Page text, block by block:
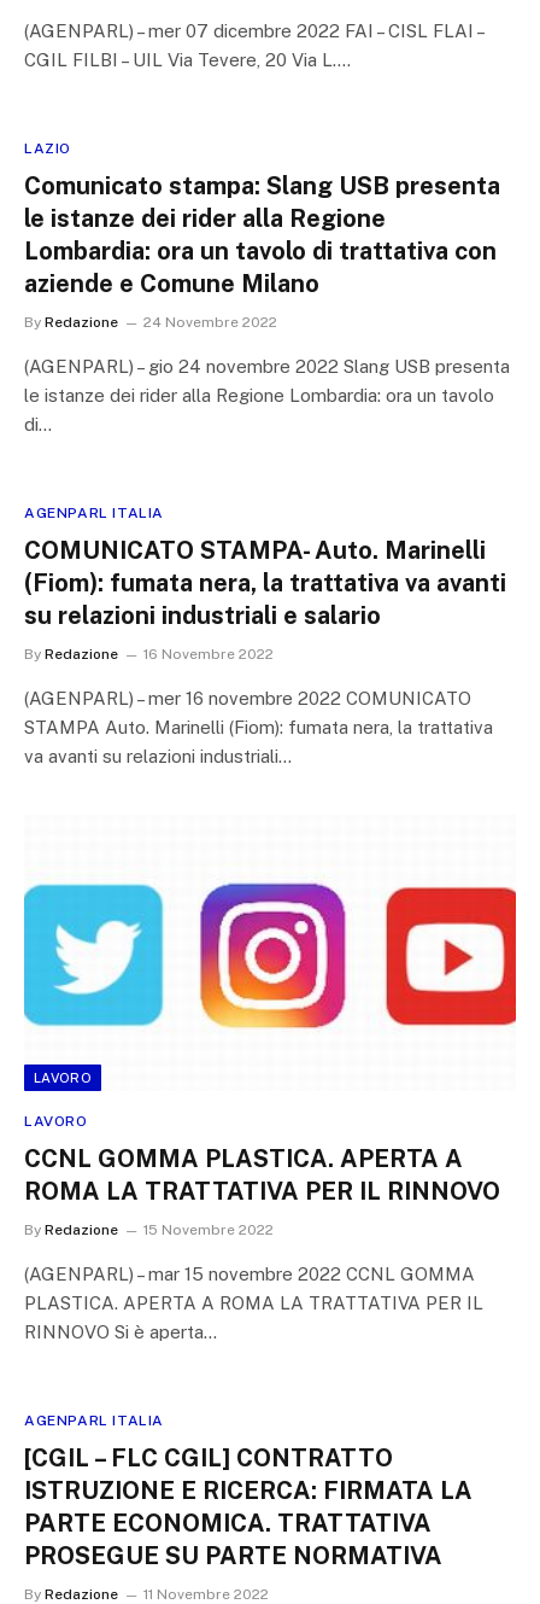
(AGENPARL) – mer 07 dicembre 2022 FAI – CISL FLAI –
CGIL FILBI – UIL Via Tevere, 20 Via L.…
LAZIO
Comunicato stampa: Slang USB presenta
le istanze dei rider alla Regione
Lombardia: ora un tavolo di trattativa con
aziende e Comune Milano
By Redazione 24 Novembre 2022
(AGENPARL) – gio 24 novembre 2022 Slang USB presenta
le istanze dei rider alla Regione Lombardia: ora un tavolo
di…
AGENPARL ITALIA
COMUNICATO STAMPA- Auto. Marinelli
(Fiom): fumata nera, la trattativa va avanti
su relazioni industriali e salario
By Redazione 16 Novembre 2022
(AGENPARL) – mer 16 novembre 2022 COMUNICATO
STAMPA Auto. Marinelli (Fiom): fumata nera, la trattativa
va avanti su relazioni industriali…
LAVORO
LAVORO
CCNL GOMMA PLASTICA. APERTA A
ROMA LA TRATTATIVA PER IL RINNOVO
By Redazione 15 Novembre 2022
(AGENPARL) – mar 15 novembre 2022 CCNL GOMMA
PLASTICA. APERTA A ROMA LA TRATTATIVA PER IL
RINNOVO Si è aperta…
AGENPARL ITALIA
[CGIL – FLC CGIL] CONTRATTO
ISTRUZIONE E RICERCA: FIRMATA LA
PARTE ECONOMICA. TRATTATIVA
PROSEGUE SU PARTE NORMATIVA
By Redazione 11 Novembre 2022